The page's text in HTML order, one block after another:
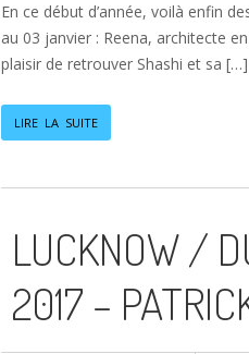
En ce début d’année, voilà enfin
au 03 janvier : Reena, architecte
plaisir de retrouver Shashi et sa […]
LIRE LA SUITE
LUCKNOW /
2017 –